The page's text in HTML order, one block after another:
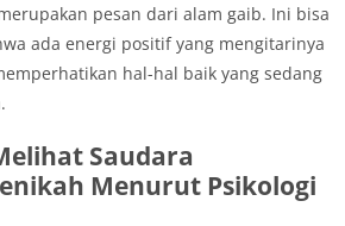
pesan dari alam gaib. Ini bisa
ada energi positif yang mengitarinya
hal-hal baik yang sedang
Saudara
Menurut Psikologi